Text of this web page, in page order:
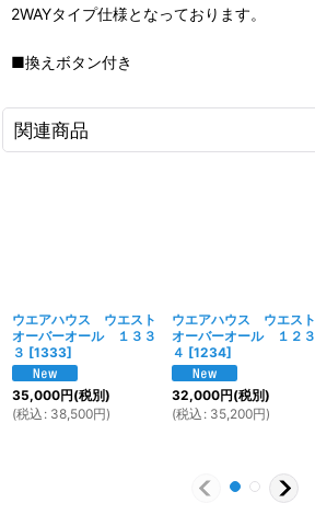
2WAYタイプ仕様となっております。
■換えボタン付き
関連商品
ウエアハウス ウエスト
オーバーオール １３３
３ [1333]
35,000円(税別)
(税込 : 38,500円)
ウエアハウス ウエスト
オーバーオール １２３
４ [1234]
32,000円(税別)
(税込 : 35,200円)